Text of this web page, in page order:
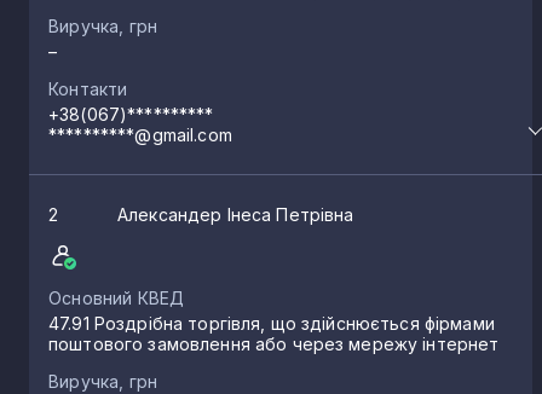
Виручка, грн
–
Контакти
+38(067)**********
**********@gmail.com
2 Александер Інеса Петрівна
Основний КВЕД
47.91 Роздрібна торгівля, що здійснюється фірмами
поштового замовлення або через мережу інтернет
Виручка, грн